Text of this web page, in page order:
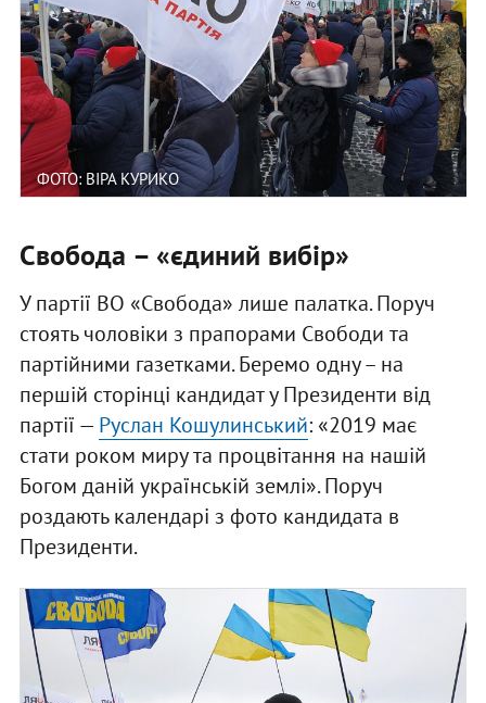
ФОТО: ВІРА КУРИКО
Свобода – «єдиний вибір»
У партії ВО «Свобода» лише палатка. Поруч
стоять чоловіки з прапорами Свободи та
партійними газетками. Беремо одну – на
першій сторінці кандидат у Президенти від
партії — Руслан Кошулинський: «2019 має
стати роком миру та процвітання на нашій
Богом даній українській землі». Поруч
роздають календарі з фото кандидата в
Президенти.